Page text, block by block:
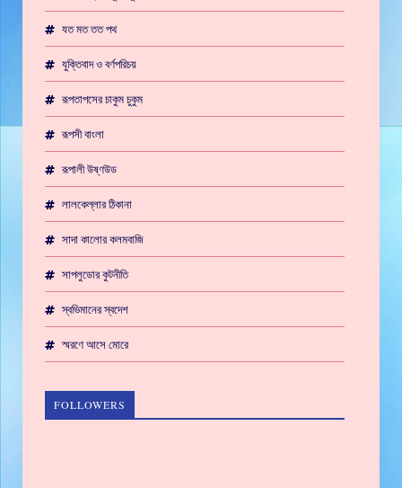
যত মত তত পথ
যুক্তিবাদ ও বর্ণপরিচয়
রূপতাপসের চাকুম চুকুম
রূপসী বাংলা
রূপালী উষ্ণউড
লালকেল্লার ঠিকানা
সাদা কালোর কলমবাজি
সাপলুডোর কুটনীতি
স্বভিমানের স্বদেশ
স্মরণে আসে মোরে
FOLLOWERS